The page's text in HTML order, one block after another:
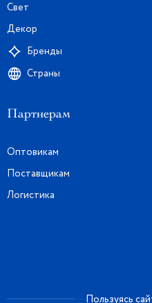
Свет
Декор
Бренды
Страны
Партнерам
Оптовикам
Поставщикам
Логистика
Пользуясь